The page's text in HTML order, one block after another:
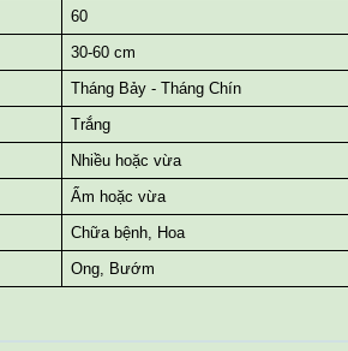
60
30-60 cm
Tháng Bảy - Tháng Chín
Trắng
Nhiều hoặc vừa
Ẩm hoặc vừa
Chữa bệnh, Hoa
Ong, Bướm